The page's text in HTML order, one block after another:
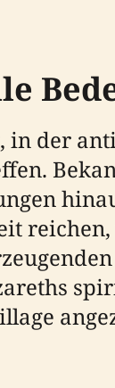
in der